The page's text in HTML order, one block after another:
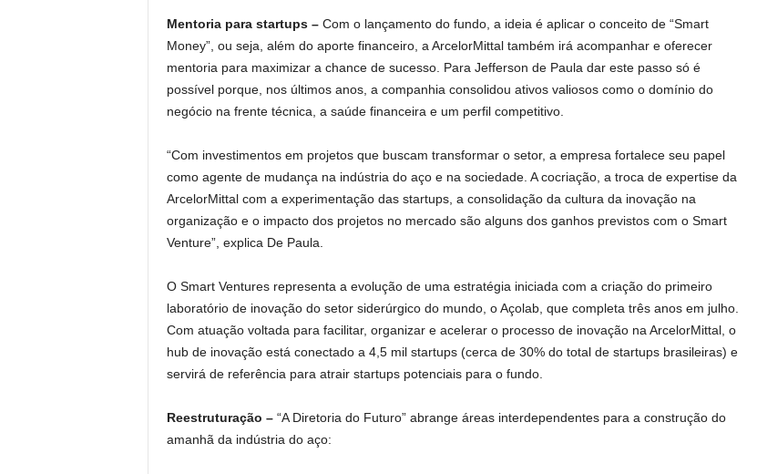
Mentoria para startups –Com o lançamento do fundo, a ideia é aplicar o conceito de “Smart
Money”, ou seja, além do aporte financeiro, a ArcelorMittal também irá acompanhar e oferecer
mentoria para maximizar a chance de sucesso. Para Jefferson de Paula dar este passo só é
possível porque, nos últimos anos, a companhia consolidou ativos valiosos como o domínio do
negócio na frente técnica, a saúde financeira e um perfil competitivo.
“Com investimentos em projetos que buscam transformar o setor, a empresa fortalece seu papel
como agente de mudança na indústria do aço e na sociedade. A cocriação, a troca de expertise da
ArcelorMittal com a experimentação das startups, a consolidação da cultura da inovação na
organização e o impacto dos projetos no mercado são alguns dos ganhos previstos com o Smart
Venture”, explica De Paula.
O Smart Ventures representa a evolução de uma estratégia iniciada com a criação do primeiro
laboratório de inovação do setor siderúrgico do mundo, o Açolab, que completa três anos em julho.
Com atuação voltada para facilitar, organizar e acelerar o processo de inovação na ArcelorMittal, o
hub de inovação está conectado a 4,5 mil startups (cerca de 30% do total de startups brasileiras) e
servirá de referência para atrair startups potenciais para o fundo.
Reestruturação –“A Diretoria do Futuro” abrange áreas interdependentes para a construção do
amanhã da indústria do aço: